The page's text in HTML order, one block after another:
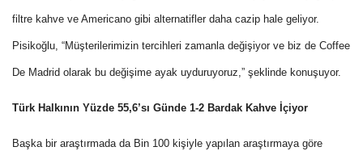
filtre kahve ve Americano gibi alternatifler daha cazip hale geliyor.
Pisikoğlu, “Müşterilerimizin tercihleri zamanla değişiyor ve biz de Coffee
De Madrid olarak bu değişime ayak uyduruyoruz,” şeklinde konuşuyor.
Türk Halkının Yüzde 55,6’sı Günde 1-2 Bardak Kahve İçiyor
Başka bir araştırmada da Bin 100 kişiyle yapılan araştırmaya göre